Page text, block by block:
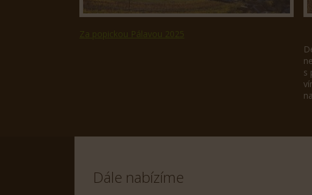
Za popickou Pálavou 2025
s
Dále nabízíme